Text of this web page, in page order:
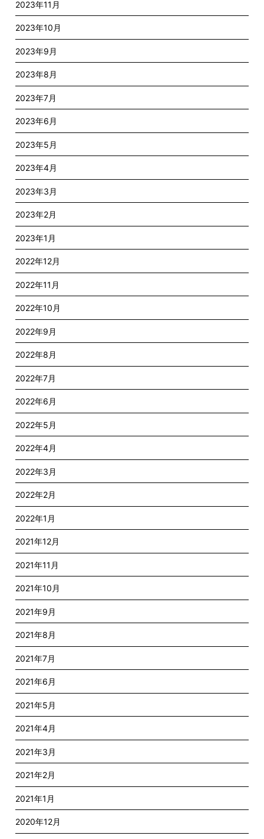
2023年11月
2023年10月
2023年9月
2023年8月
2023年7月
2023年6月
2023年5月
2023年4月
2023年3月
2023年2月
2023年1月
2022年12月
2022年11月
2022年10月
2022年9月
2022年8月
2022年7月
2022年6月
2022年5月
2022年4月
2022年3月
2022年2月
2022年1月
2021年12月
2021年11月
2021年10月
2021年9月
2021年8月
2021年7月
2021年6月
2021年5月
2021年4月
2021年3月
2021年2月
2021年1月
2020年12月